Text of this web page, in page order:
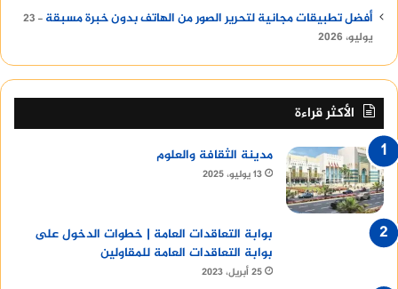
أفضل تطبيقات مجانية لتحرير الصور من الهاتف بدون خبرة مسبقة
23
يوليو، 2026
الأكثر قراءة
مدينة الثقافة والعلوم
13 يوليو، 2025
بوابة التعاقدات العامة | خطوات الدخول على
بوابة التعاقدات العامة للمقاولين
25 أبريل، 2023